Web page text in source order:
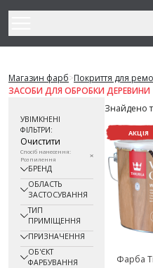
Магазин фарб>Покриття для
ЗАСОБИ ДЛЯ ОБРОБКИ ДЕРЕВИНИ
УВІМКНЕНІ
ФІЛЬТРИ:
Очистити
Спосіб нанесення:
Розпилення
БРЕНД
ОБЛАСТЬ
ЗАСТОСУВАННЯ
ТИП
ПРИМІЩЕННЯ
ПРИЗНАЧЕННЯ
ОБ'ЄКТ
ФАРБУВАННЯ
Знайдено
АКЦІЯ
Фарба